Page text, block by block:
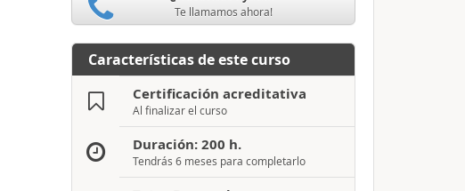
Te llamamos ahora!
Características de este curso
Certificación acreditativa
Al finalizar el curso
Duración: 200 h.
Tendrás 6 meses para completarlo